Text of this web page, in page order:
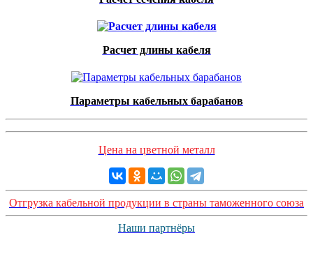
Расчет длины кабеля
Параметры кабельных барабанов
Цена на цветной металл
Отгрузка кабельной продукции в страны таможенного союза
Наши партнёры